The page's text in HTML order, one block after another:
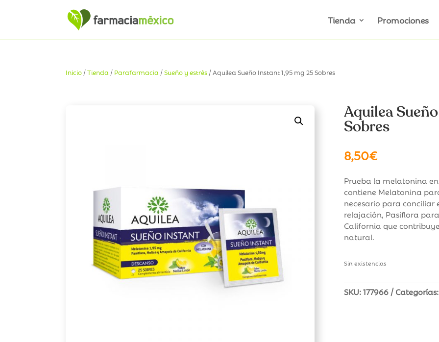
Tienda Promociones
Inicio /Tienda / Parafarmacia /Sueño y estrés / Aquilea Sueño Instant 1,95 mg 25 Sobres
Aquilea
Sobres
8,50€
Prueba la melatonina
contiene Melatonina
necesario para conciliar
relajación, Pasiflora
California que
natural.
Sin existencias
SKU:177966 Categorías: